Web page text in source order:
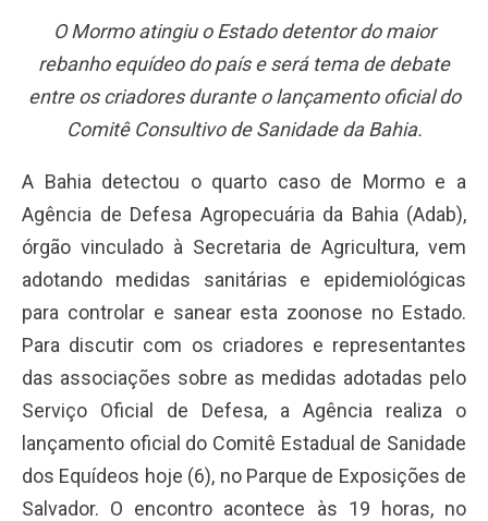
O Mormo atingiu o Estado detentor do maior
rebanho equídeo do país e será tema de debate
entre os criadores durante o lançamento oficial do
Comitê Consultivo de Sanidade da Bahia.
A Bahia detectou o quarto caso de Mormo e a
Agência de Defesa Agropecuária da Bahia (Adab),
órgão vinculado à Secretaria de Agricultura, vem
adotando medidas sanitárias e epidemiológicas
para controlar e sanear esta zoonose no Estado.
Para discutir com os criadores e representantes
das associações sobre as medidas adotadas pelo
Serviço Oficial de Defesa, a Agência realiza o
lançamento oficial do Comitê Estadual de Sanidade
dos Equídeos hoje (6), no Parque de Exposições de
Salvador. O encontro acontece às 19 horas, no